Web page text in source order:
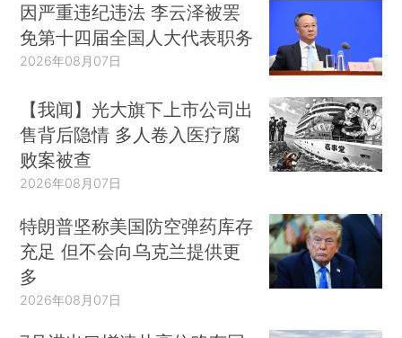
因严重违纪违法 李云泽被罢
免第十四届全国人大代表职务
2026年08月07日
【我闻】光大旗下上市公司出
售背后隐情 多人卷入医疗腐
败案被查
2026年08月07日
特朗普坚称美国防空弹药库存
充足 但不会向乌克兰提供更
多
2026年08月07日